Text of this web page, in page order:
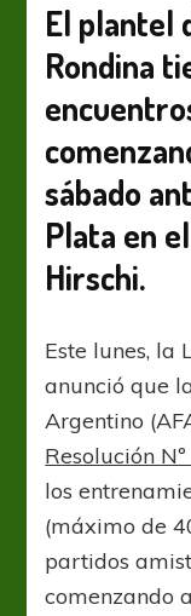
El plantel
Rondina
sábado
Plata en
Hirschi.
Este lunes, la
anunció que
Argentino
Resolución
los
(máximo de
partidos
comenzando